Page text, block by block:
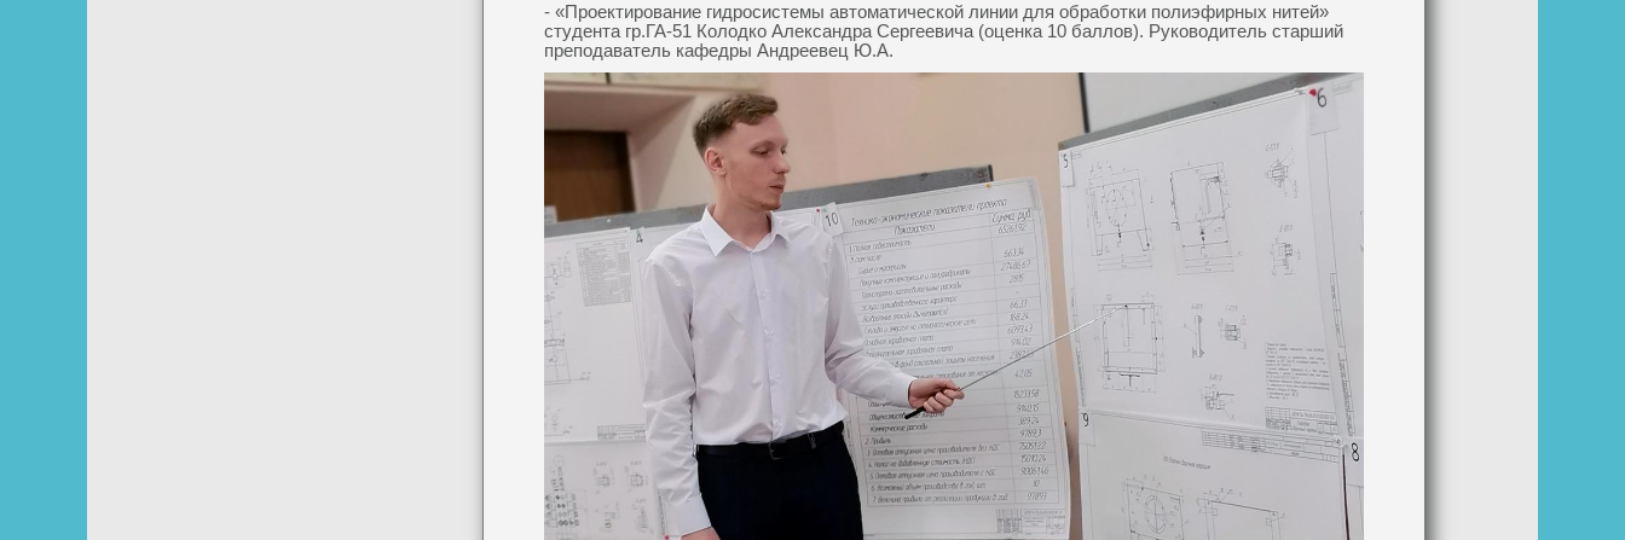
- «Проектирование гидросистемы автоматической линии для обработки полиэфирных нитей»
студента гр.ГА-51 Колодко Александра Сергеевича (оценка 10 баллов). Руководитель старший
преподаватель кафедры Андреевец Ю.А.